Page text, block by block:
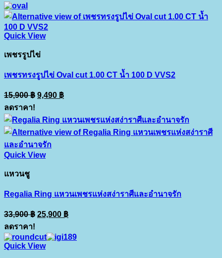
Quick View
เพชรรูปไข่
เพชรทรงรูปไข่ Oval cut 1.00 CT น้ำ 100 D VVS2
15,900฿ Original
price
15,900 ฿.
9,490 ฿Current
price
9,490 ฿.
ลดราคา!
Quick View
แหวนชู
Regalia Ring แหวนเพชรแห่งสง่าราศีและอำนาจรัก
33,900฿ Original
price
33,900 ฿.
25,900 ฿Current
price
25,900 ฿.
ลดราคา!
Quick View